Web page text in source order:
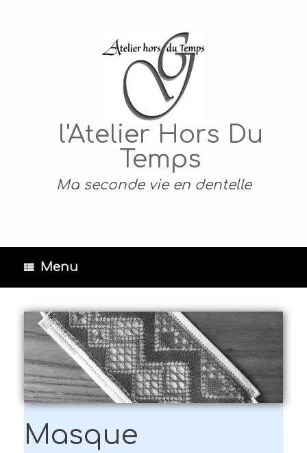
l'Atelier Hors Du
Temps
Ma seconde vie en dentelle
Menu
Masque